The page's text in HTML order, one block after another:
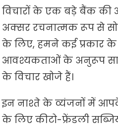
विचारों के एक बड़े बैंक की
अक्सर रचनात्मक रूप से
के लिए, हमने कई प्रकार के
आवश्यकताओं के अनुरूप सात
के विचार खोजे हैं।
इन नाश्ते के व्यंजनों में
के लिए कीटो-फ्रेंडली